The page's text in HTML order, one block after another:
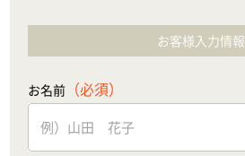
お客様入力情報
お名前 （必須）